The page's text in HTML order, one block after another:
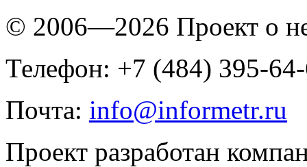
© 2006—2026 Проект о
Телефон: +7 (484) 395-
Почта: info@informetr.ru
Проект разработан